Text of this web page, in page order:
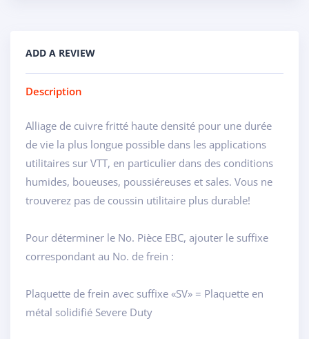
ADD A REVIEW
Description
Alliage de cuivre fritté haute densité pour une durée
de vie la plus longue possible dans les applications
utilitaires sur VTT, en particulier dans des conditions
humides, boueuses, poussiéreuses et sales. Vous ne
trouverez pas de coussin utilitaire plus durable!
Pour déterminer le No. Pièce EBC, ajouter le suffixe
correspondant au No. de frein :
Plaquette de frein avec suffixe «SV» = Plaquette en
métal solidifié Severe Duty